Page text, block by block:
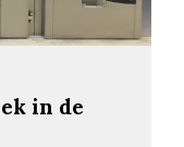
in de